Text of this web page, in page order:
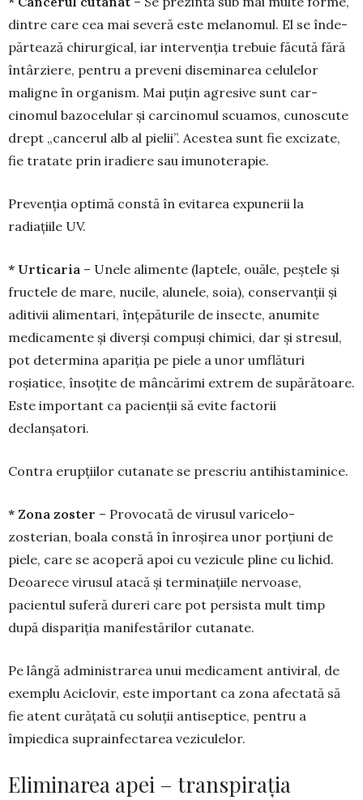
dintre care cea mai severă este mela­nomul. El se înde­
părtează chirurgical, iar inter­ven­ția tre­buie făcută fără
întârziere, pentru a pre­veni diseminarea celulelor
maligne în or­ga­nism. Mai puțin agresive sunt car­
cinomul bazo­celular și car­cinomul scua­mos, cunoscute
drept „cancerul alb al pielii”. Acestea sunt fie excizate,
fie tratate prin iradiere sau imunoterapie.
Prevenția optimă constă în evitarea expunerii la
radiațiile UV.
* Urticaria – Unele alimente (laptele, ouă­le, peștele și
fructele de mare, nucile, alunele, soia), conservanții și
aditivii alimentari, înțe­pătu­rile de insecte, anumite
medicamente și diverși com­puși chimici, dar și stresul,
pot determina apa­riția pe piele a unor umflături
roșiatice, însoțite de mâncă­rimi extrem de supărătoare.
Este important ca pa­cienții să evite factorii
declanșatori.
Contra erupțiilor cutanate se prescriu anti­histaminice.
* Zona zoster – Provocată de virusul vari­celo-
zosterian, boala constă în înroșirea unor por­țiuni de
piele, care se acoperă apoi cu vezicule pli­ne cu lichid.
Deoarece virusul atacă și termi­națiile nervoase,
pacientul suferă dureri care pot persista mult timp
după dispariția manifestărilor cutanate.
Pe lângă administrarea unui medicament anti­viral, de
exemplu Aciclovir, este important ca zona afectată să
fie atent curățată cu soluții anti­septice, pentru a
împiedica suprainfectarea vezi­culelor.
Eliminarea apei – transpirația